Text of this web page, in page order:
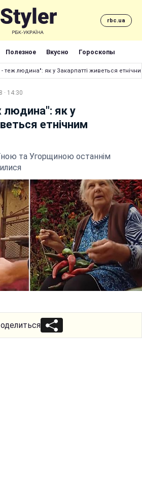
rbc.ua
Полезное Вкусно Гороскопы
- теж людина": як у Закарпатті живеться
· 14:30
людина": як у
етнічним
та Угорщиною останнім